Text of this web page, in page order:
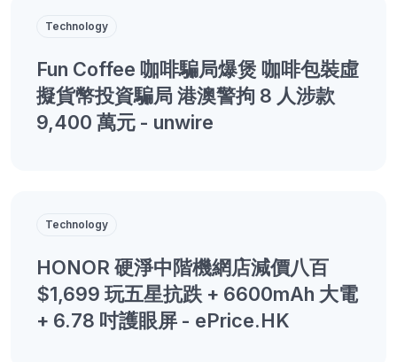
Technology
Fun Coffee 咖啡騙局爆煲 咖啡包裝虛
擬貨幣投資騙局 港澳警拘 8 人涉款
9,400 萬元 - unwire
Technology
HONOR 硬淨中階機網店減價八百
$1,699 玩五星抗跌 + 6600mAh 大電
+ 6.78 吋護眼屏 - ePrice.HK